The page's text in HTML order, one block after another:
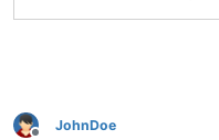
JohnDoe